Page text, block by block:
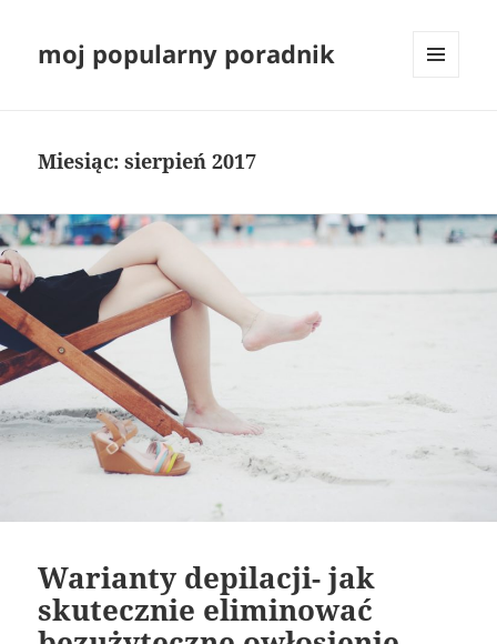
moj popularny poradnik
Miesiąc:sierpień 2017
Warianty depilacji- jak
skutecznie eliminować